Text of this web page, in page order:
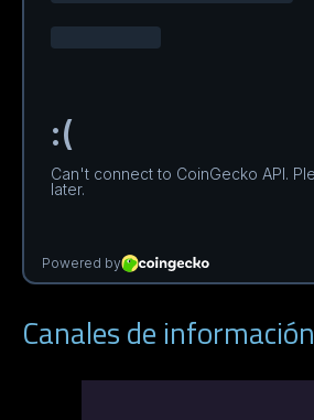
Canales de información